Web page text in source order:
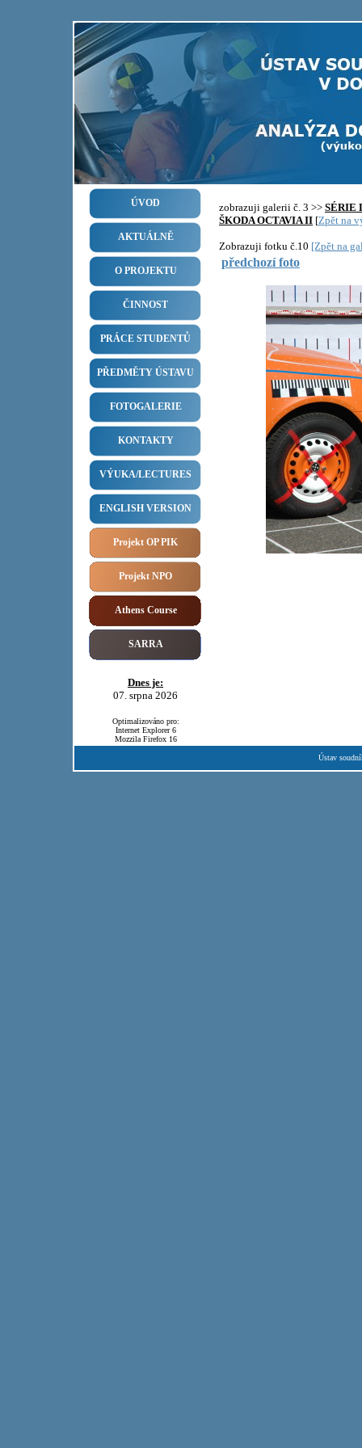
ÚVOD
AKTUÁLNĚ
O PROJEKTU
ČINNOST
PRÁCE STUDENTŮ
PŘEDMĚTY ÚSTAVU
FOTOGALERIE
KONTAKTY
VÝUKA/LECTURES
ENGLISH VERSION
Projekt OP PIK
Projekt NPO
Athens Course
SARRA
Dnes je:
07. srpna 2026
Optimalizováno pro:
Internet Explorer 6
Mozzila Firefox 16
zobrazuji galerii č. 3 >> SÉRIE
ŠKODA OCTAVIA II [Zpět na
Zobrazuji fotku č.10 [Zpět na
předchozí foto
Ústav